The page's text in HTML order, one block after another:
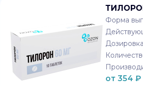
Форма
от 354 ₽